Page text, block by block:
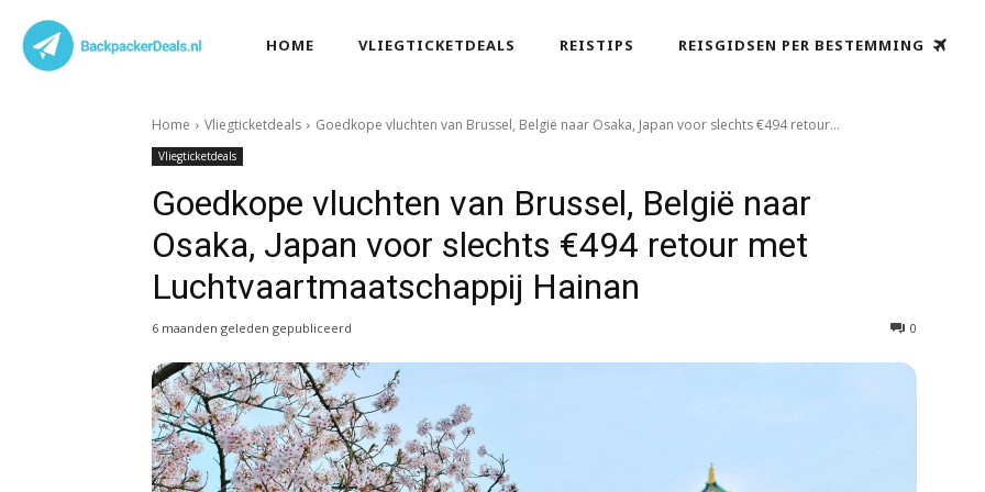
HOME VLIEGTICKETDEALS REISTIPS REISGIDSEN PER BESTEMMING
Home Vliegticketdeals Goedkope vluchten van Brussel, België naar Osaka, Japan voor slechts €494 retour...
Vliegticketdeals
Goedkope vluchten van Brussel, België naar
Osaka, Japan voor slechts €494 retour met
Luchtvaartmaatschappij Hainan
6 maanden geleden gepubliceerd 0